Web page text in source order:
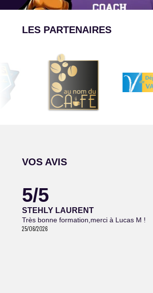
LES PARTENAIRES
VOS AVIS
5/5
STEHLY LAURENT
Très bonne formation,merci à Lucas M !
25/06/2026